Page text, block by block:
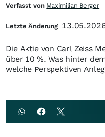
Die Aktie von Carl Zeiss
über 10 %. Was hinter
welche Perspektiven
Verfasst von Maximilian Berger
Letzte Änderung